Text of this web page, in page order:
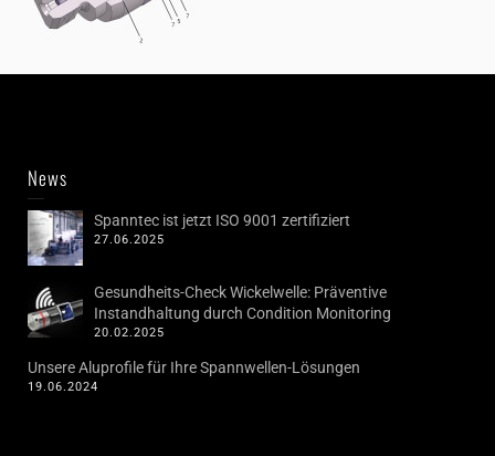
News
Spanntec ist jetzt ISO 9001 zertifiziert
27.06.2025
Gesundheits-Check Wickelwelle: Präventive
Instandhaltung durch Condition Monitoring
20.02.2025
Unsere Aluprofile für Ihre Spannwellen-Lösungen
19.06.2024